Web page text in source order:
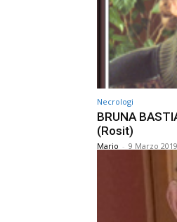
Necrologi
BRUNA
(Rosit)
Mario - 9 Marzo 2019